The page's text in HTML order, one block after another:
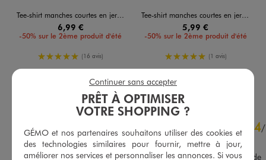
Tee-shirt manches courtes en jersey de coton imprimé all over garçon
6,99 €
-50% sur le 2ème produit d'été
5/5 de moyenne
(16 avis)
AU PANIER
Tee-shirt manches courtes en jersey de coton avec col côtelé garçon
5,99 €
-50% sur le 2ème produit d'été
5/5 de moyenne
(1 avis)
4.8/ 4/
Avis vérifié et récompensé
Un peu grand pr mon fils de
PRÊT À OPTIMISER
VOTRE SHOPPING ?
GÉMO et nos partenaires souhaitons utiliser des cookies et
des technologies similaires pour fournir, mettre à jour,
améliorer nos services et personnaliser les annonces. Si vous
Continuer sans accepter